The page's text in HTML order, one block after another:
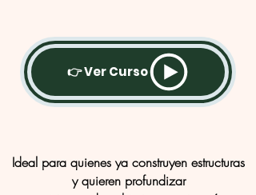
👉 Ver Curso
Ideal para quienes ya construyen estructuras
y quieren profundizar